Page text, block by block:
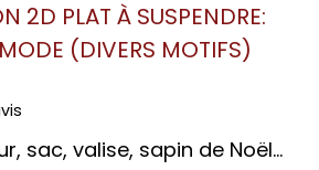
2D PLAT À SUSPENDRE:
(DIVERS MOTIFS)
sac, valise, sapin de Noël...